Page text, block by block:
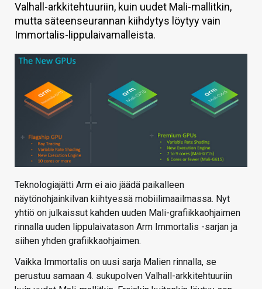
KAUPPA
VAIHDA TEEMA
HAKU
Valhall-arkkitehtuuriin, kuin uudet Mali-mallitkin,
mutta säteenseurannan kiihdytys löytyy vain
Immortalis-lippulaivamalleista.
Teknologiajätti Arm ei aio jäädä paikalleen
näytönohjainkilvan kiihtyessä mobiilimaailmassa. Nyt
yhtiö on julkaissut kahden uuden Mali-grafiikkaohjaimen
rinnalla uuden lippulaivatason Arm Immortalis -sarjan ja
siihen yhden grafiikkaohjaimen.
Vaikka Immortalis on uusi sarja Malien rinnalla, se
perustuu samaan 4. sukupolven Valhall-arkkitehtuuriin